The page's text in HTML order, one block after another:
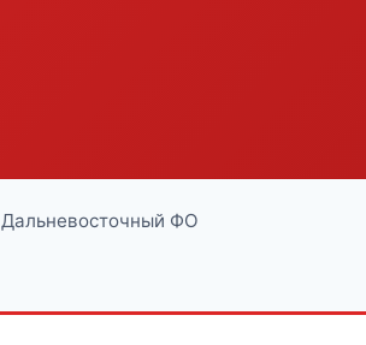
Дальневосточный ФО